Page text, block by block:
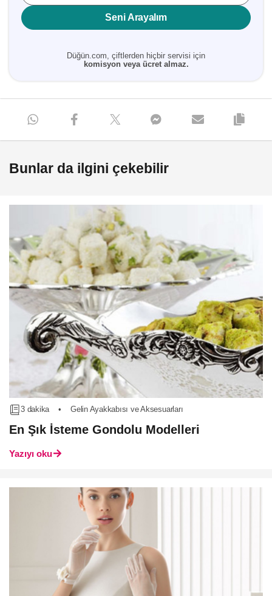
Seni Arayalım
Düğün.com, çiftlerden hiçbir servisi için
komisyon veya ücret almaz.
Bunlar da ilgini çekebilir
3 dakika • Gelin Ayakkabısı ve Aksesuarları
En Şık İsteme Gondolu Modelleri
Yazıyı oku